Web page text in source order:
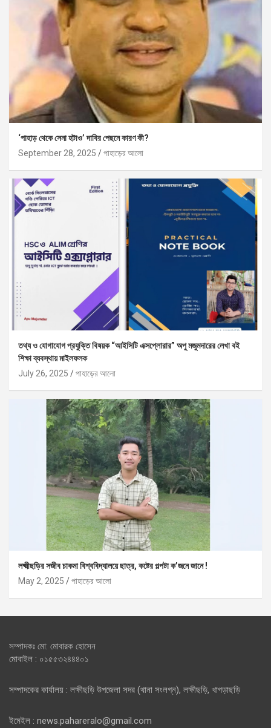
‘পাহাড় থেকে সেনা হটাও’ দাবির পেছনে কারণ কী?
September 28, 2025
পাহাড়ের আলো
তথ্য ও যোগাযোগ প্রযুক্তি বিষয়ক “আইসিটি এক্সপ্লোরার” অপু মজুমদারের লেখা বই
শিক্ষা ব্যবস্থায় মাইলফলক
July 26, 2025
পাহাড়ের আলো
লক্ষ্মীছড়ির সজীব চাকমা বিশ্ববিদ্যালয়ে ছাত্র, কষ্টের গল্পটা ক’জনে জানে !
May 2, 2025
পাহাড়ের আলো
সম্পাদকঃ মো: মোবারক হোসেন
মোবাইল : ০১৫৫৩২৪৪৪০১
সম্পাদকের কার্যালয় : লক্ষীছড়ি উপজেলা সদর (থানা সংলগ্ন), লক্ষীছড়ি, খাগড়াছড়ি
ইমেইল : news.pahareralo@gmail.com